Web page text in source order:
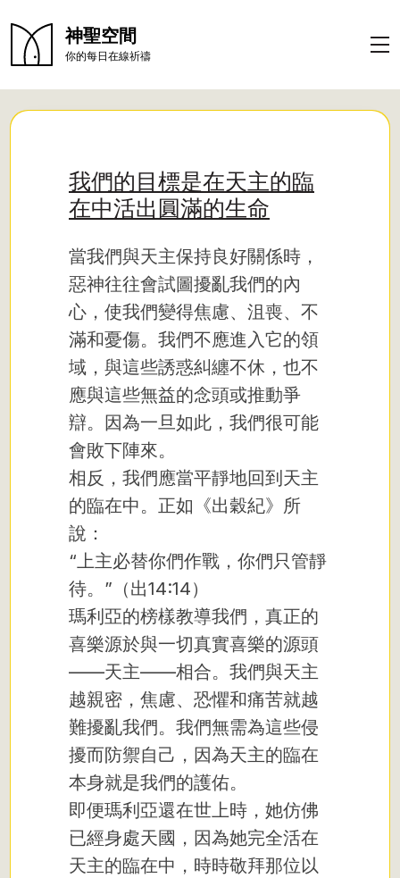
神聖空間
你的每日在線祈禱
我們的目標是在天主的臨
在中活出圓滿的生命
當我們與天主保持良好關係時，
惡神往往會試圖擾亂我們的內
心，使我們變得焦慮、沮喪、不
滿和憂傷。我們不應進入它的領
域，與這些誘惑糾纏不休，也不
應與這些無益的念頭或推動爭
辯。因為一旦如此，我們很可能
會敗下陣來。
相反，我們應當平靜地回到天主
的臨在中。正如《出穀紀》所
說：
“上主必替你們作戰，你們只管靜
待。”（出14:14）
瑪利亞的榜樣教導我們，真正的
喜樂源於與一切真實喜樂的源頭
——天主——相合。我們與天主
越親密，焦慮、恐懼和痛苦就越
難擾亂我們。我們無需為這些侵
擾而防禦自己，因為天主的臨在
本身就是我們的護佑。
即便瑪利亞還在世上時，她仿佛
已經身處天國，因為她完全活在
天主的臨在中，時時敬拜那位以